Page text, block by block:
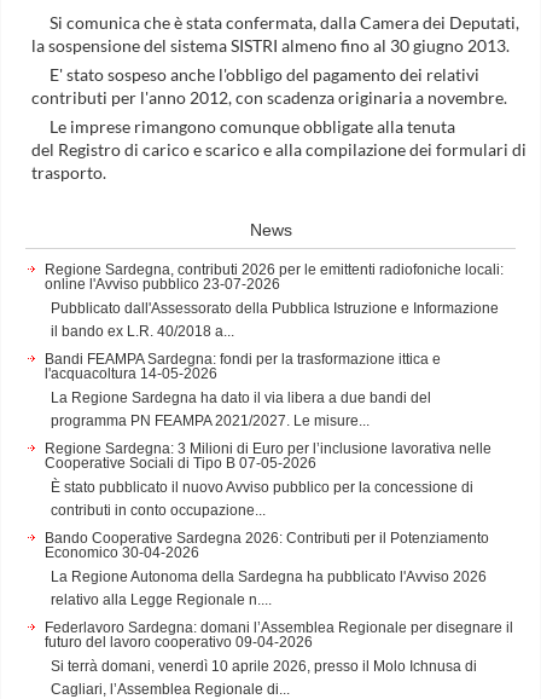
Si comunica che è stata confermata, dalla Camera dei Deputati,
la sospensione del sistema SISTRI almeno fino al 30 giugno 2013.
E' stato sospeso anche l'obbligo del pagamento dei relativi
contributi per l'anno 2012, con scadenza originaria a novembre.
Le imprese rimangono comunque obbligate alla tenuta
del Registro di carico e scarico e alla compilazione dei formulari di
trasporto.
News
Regione Sardegna, contributi 2026 per le emittenti radiofoniche locali:
online l'Avviso pubblico 23-07-2026
Pubblicato dall'Assessorato della Pubblica Istruzione e Informazione
il bando ex L.R. 40/2018 a...
Bandi FEAMPA Sardegna: fondi per la trasformazione ittica e
l'acquacoltura 14-05-2026
La Regione Sardegna ha dato il via libera a due bandi del
programma PN FEAMPA 2021/2027. Le misure...
Regione Sardegna: 3 Milioni di Euro per l’inclusione lavorativa nelle
Cooperative Sociali di Tipo B 07-05-2026
È stato pubblicato il nuovo Avviso pubblico per la concessione di
contributi in conto occupazione...
Bando Cooperative Sardegna 2026: Contributi per il Potenziamento
Economico 30-04-2026
La Regione Autonoma della Sardegna ha pubblicato l'Avviso 2026
relativo alla Legge Regionale n....
Federlavoro Sardegna: domani l’Assemblea Regionale per disegnare il
futuro del lavoro cooperativo 09-04-2026
Si terrà domani, venerdì 10 aprile 2026, presso il Molo Ichnusa di
Cagliari, l’Assemblea Regionale di...